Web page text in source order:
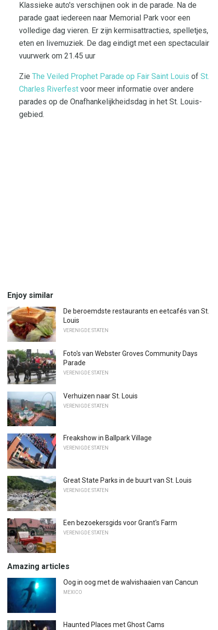
Klassieke auto's verschijnen ook in de parade. Na de
parade gaat iedereen naar Memorial Park voor een
volledige dag vieren. Er zijn kermisattracties, spelletjes,
eten en livemuziek. De dag eindigt met een spectaculair
vuurwerk om 21.45 uur
Zie The Veiled Prophet Parade op Fair Saint Louis of St.
Charles Riverfest voor meer informatie over andere
parades op de Onafhankelijkheidsdag in het St. Louis-
gebied.
Enjoy similar
De beroemdste restaurants en eetcafés van St.
Louis
VERENIGDE STATEN
Foto's van Webster Groves Community Days
Parade
VERENIGDE STATEN
Verhuizen naar St. Louis
VERENIGDE STATEN
Freakshow in Ballpark Village
VERENIGDE STATEN
Great State Parks in de buurt van St. Louis
VERENIGDE STATEN
Een bezoekersgids voor Grant's Farm
VERENIGDE STATEN
Amazing articles
Oog in oog met de walvishaaien van Cancun
MEXICO
Haunted Places met Ghost Cams